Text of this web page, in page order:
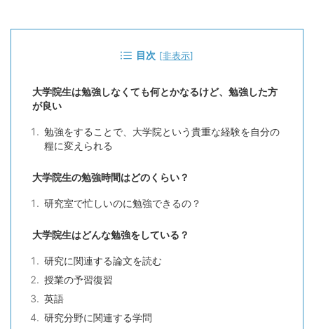
目次 [非表示]
大学院生は勉強しなくても何とかなるけど、勉強した方
が良い
勉強をすることで、大学院という貴重な経験を自分の
糧に変えられる
大学院生の勉強時間はどのくらい？
研究室で忙しいのに勉強できるの？
大学院生はどんな勉強をしている？
研究に関連する論文を読む
授業の予習復習
英語
研究分野に関連する学問